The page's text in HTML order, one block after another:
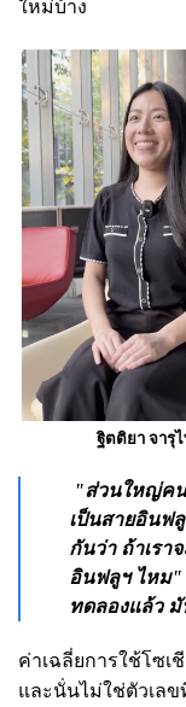
ใหม่บ้าง
ฐิตติยา จารุ
"ส่วนใหญ่คน
เป็นสายอินฟ
กันว่า ถ้าเรา
อินฟลูฯ ไหม"
ทดลองแล้ว มั
ค่าเฉลี่ยการใช้โซเ
และนั่นไม่ใช่ตัวเลข